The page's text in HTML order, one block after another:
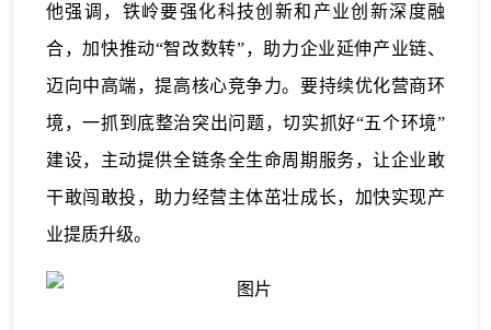
他强调，铁岭要强化科技创新和产业创新深度融
合，加快推动“智改数转”，助力企业延伸产业链、
迈向中高端，提高核心竞争力。要持续优化营商环
境，一抓到底整治突出问题，切实抓好“五个环境”
建设，主动提供全链条全生命周期服务，让企业敢
干敢闯敢投，助力经营主体茁壮成长，加快实现产
业提质升级。